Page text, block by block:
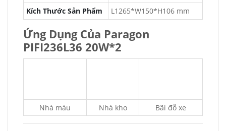
Kích Thước Sản Phẩm
L1265*W150*H106 mm
Ứng Dụng Của Paragon
PIFI236L36 20W*2
Nhà máu Nhà kho Bãi đỗ xe